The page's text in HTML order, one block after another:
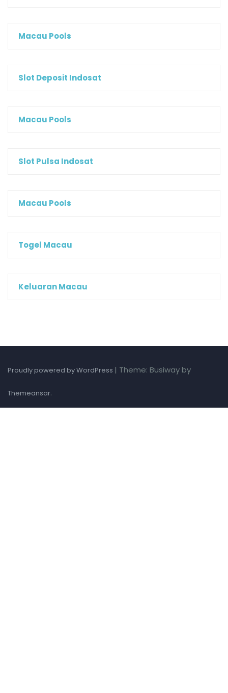
Macau Pools
Slot Deposit Indosat
Macau Pools
Slot Pulsa Indosat
Macau Pools
Togel Macau
Keluaran Macau
Proudly powered by WordPress | Theme: Busiway by
Themeansar.